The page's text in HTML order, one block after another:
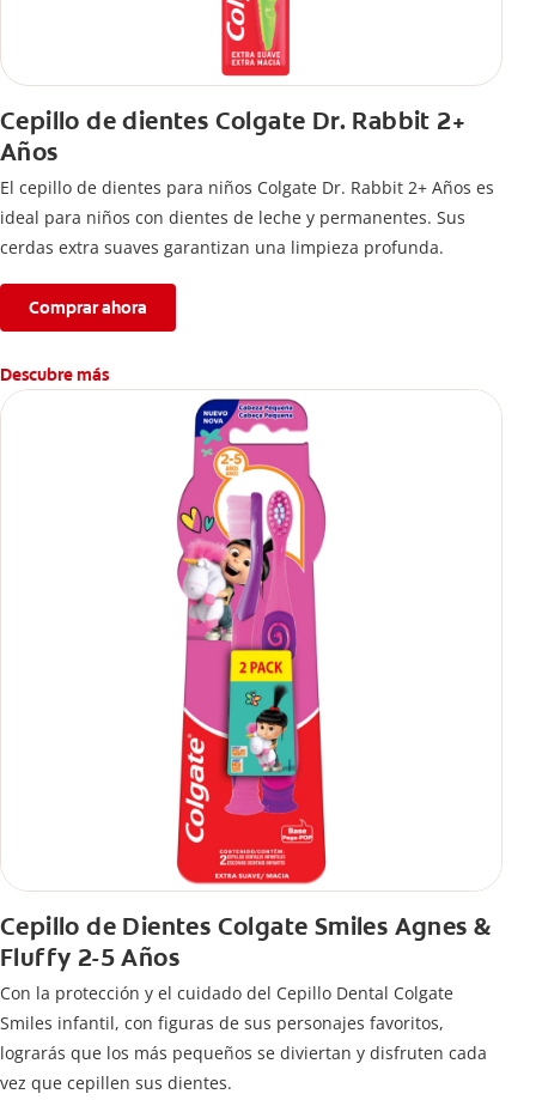
Cepillo de dientes Colgate Dr. Rabbit 2+
Años
El cepillo de dientes para niños Colgate Dr. Rabbit 2+ Años es
ideal para niños con dientes de leche y permanentes. Sus
cerdas extra suaves garantizan una limpieza profunda.
Comprar ahora
Descubre más
Cepillo de Dientes Colgate Smiles Agnes &
Fluffy 2-5 Años
Con la protección y el cuidado del Cepillo Dental Colgate
Smiles infantil, con figuras de sus personajes favoritos,
lograrás que los más pequeños se diviertan y disfruten cada
vez que cepillen sus dientes.